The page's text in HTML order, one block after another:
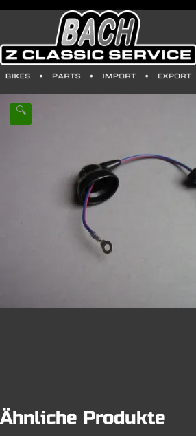
🔍
Ähnliche Produkte